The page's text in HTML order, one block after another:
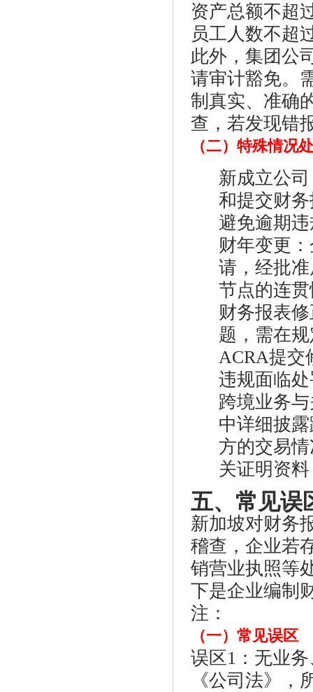
资产总额不超
员工人数不超
此外，集团公
请审计豁免。
制真实、准确
查，若发现错
（二）特殊情况
新成立公
和提交财
避免逾期
财年变更
请，经批
节点的连
财务报表
题，需在
ACRA提交
违规面临
跨境业务
中详细披
方的交易
关证明资
五、常见误
新加坡对财务
稽查，企业若
销营业执照等
下是企业编制
注：
（一）常见误区
误区1：无业
《公司法》